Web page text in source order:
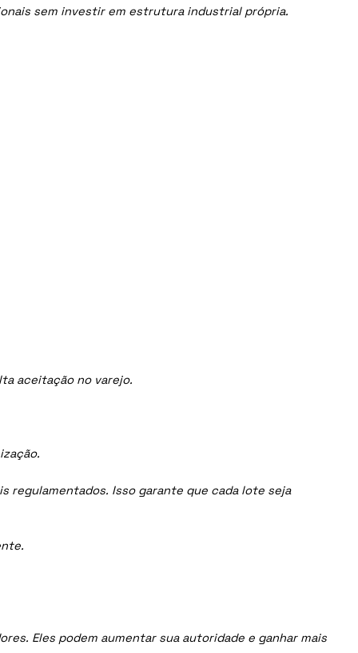
sem investir em estrutura industrial própria.
aceitação no varejo.
Isso garante que cada lote seja
Eles podem aumentar sua autoridade e ganhar mais